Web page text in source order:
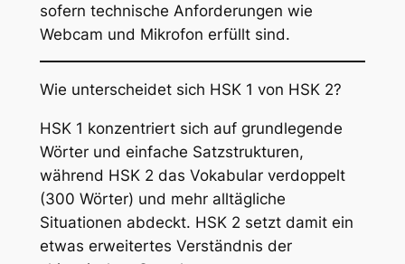
sofern technische Anforderungen wie
Webcam und Mikrofon erfüllt sind.
Wie unterscheidet sich HSK 1 von HSK 2?
HSK 1 konzentriert sich auf grundlegende
Wörter und einfache Satzstrukturen,
während HSK 2 das Vokabular verdoppelt
(300 Wörter) und mehr alltägliche
Situationen abdeckt. HSK 2 setzt damit ein
etwas erweitertes Verständnis der